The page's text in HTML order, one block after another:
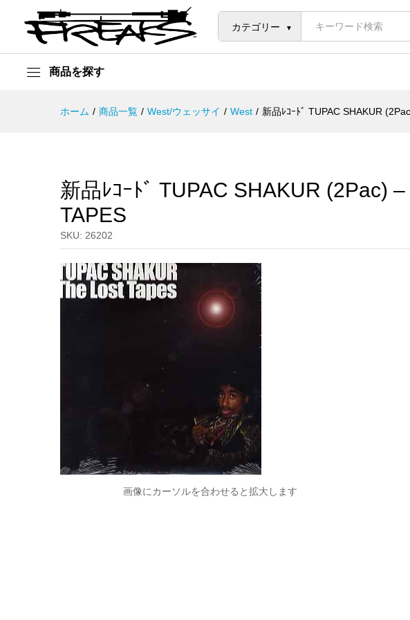
カテゴリー
商品を探す
ホーム / 商品一覧 / West/ウェッサイ / West / 新品ﾚｺｰﾄﾞ TUPAC SHAKUR
新品ﾚｺｰﾄﾞ TUPAC SHAKUR (2Pac)
TAPES
SKU: 26202
画像にカーソルを合わせると拡大します
新品ﾚｺｰﾄﾞ TUPAC SHAKUR (2Pac) - THE LOST
説明